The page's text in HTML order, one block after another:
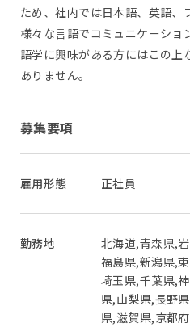
ため、社内では日本語、英語、
様々な言語でコミュニケーショ
語学に興味がある方にはこの上
ありません。
募集要項
雇用形態 正社員
勤務地
北海道,青森県,
福島県,新潟県,
埼玉県,千葉県,
県,山梨県,長野
県,滋賀県,京都